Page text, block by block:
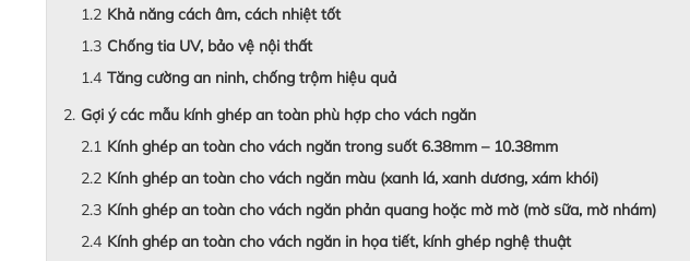
Khả năng cách âm, cách nhiệt tốt
Chống tia UV, bảo vệ nội thất
Tăng cường an ninh, chống trộm hiệu quả
Gợi ý các mẫu kính ghép an toàn phù hợp cho vách ngăn
Kính ghép an toàn cho vách ngăn trong suốt 6.38mm – 10.38mm
Kính ghép an toàn cho vách ngăn màu (xanh lá, xanh dương, xám khói)
Kính ghép an toàn cho vách ngăn phản quang hoặc mờ mờ (mờ sữa, mờ nhám)
Kính ghép an toàn cho vách ngăn in họa tiết, kính ghép nghệ thuật